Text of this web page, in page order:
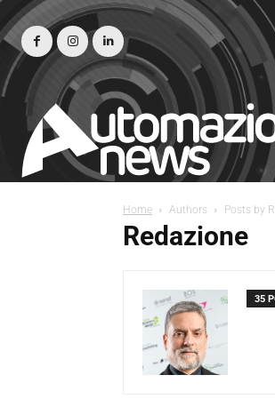
Home Authors Posts by
Redazione
35